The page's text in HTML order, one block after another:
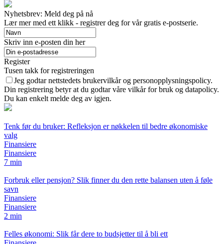
Nyhetsbrev: Meld deg på nå
Lær mer med ett klikk - registrer deg for vår gratis e-postserie.
Skriv inn e-posten din her
Register
Tusen takk for registreringen
Jeg godtar nettstedets brukervilkår og personopplysningspolicy.
Din registrering betyr at du godtar våre vilkår for bruk og datapolicy.
Du kan enkelt melde deg av igjen.
Tenk før du bruker: Refleksjon er nøkkelen til bedre økonomiske
valg
Finansiere
Finansiere
7 min
Forbruk eller pensjon? Slik finner du den rette balansen uten å føle
savn
Finansiere
Finansiere
2 min
Felles økonomi: Slik får dere to budsjetter til å bli ett